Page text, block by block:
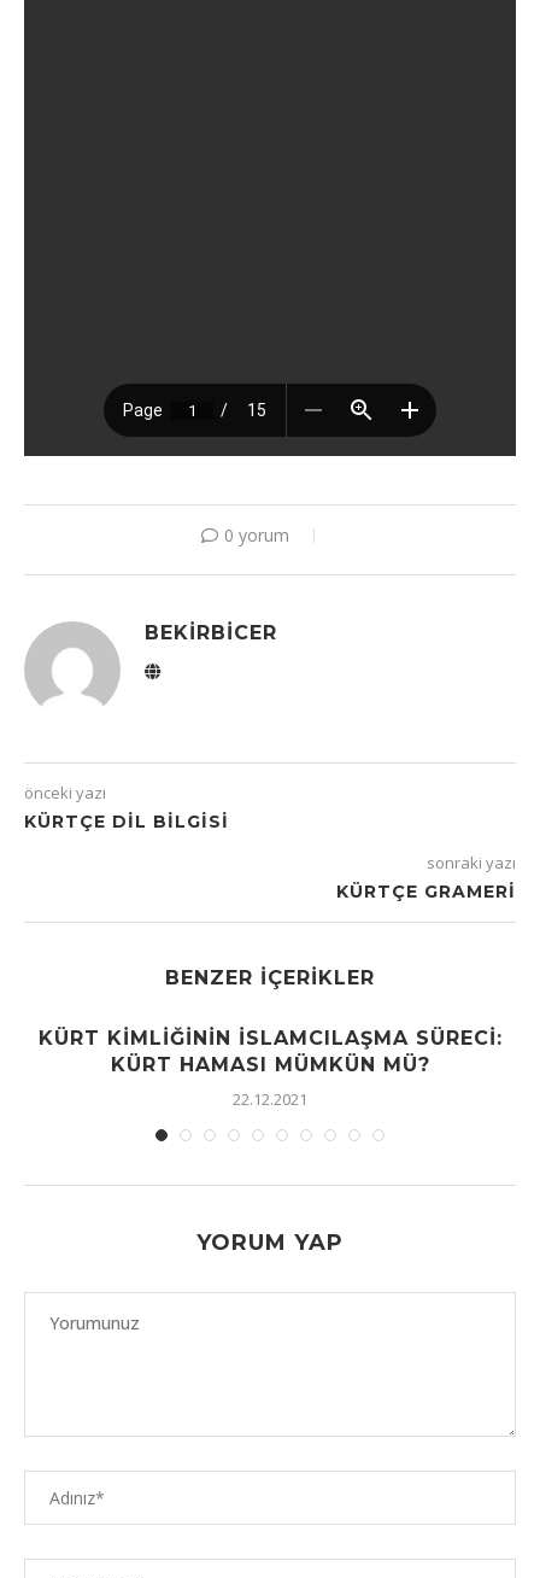
0 yorum
BEKIRBICER
önceki yazı
KÜRTÇE DIL BILGISI
sonraki yazı
KÜRTÇE GRAMERI
BENZER İÇERIKLER
KÜRT KIMLIĞININ İSLAMCILAŞMA SÜRECI:
KÜRT HAMASI MÜMKÜN MÜ?
22.12.2021
YORUM YAP